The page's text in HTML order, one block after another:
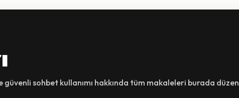
güvenli sohbet kullanımı hakkında tüm makaleleri burada